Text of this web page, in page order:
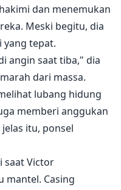
dan menemukan
Meski begitu, dia
tepat.
angin saat tiba," dia
dari massa.
lubang hidung
memberi anggukan
itu, ponsel
saat Victor
mantel. Casing